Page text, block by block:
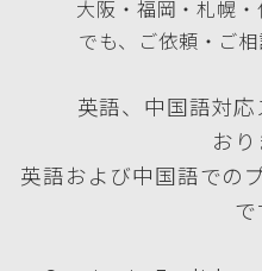
大阪・福岡・札幌
でも、ご依頼・ご相
英語、中国語対
おり
英語および中国語での
で